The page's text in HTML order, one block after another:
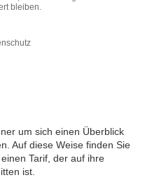
um sich einen Überblick
Auf diese Weise finden Sie
Tarif, der auf ihre
ist.